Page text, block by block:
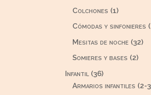
Colchones 11
Cómodas y sinfonieres
Mesitas de noche 3232
Somieres y bases 22
Infantil 3636
productos
Armarios infantiles (2-